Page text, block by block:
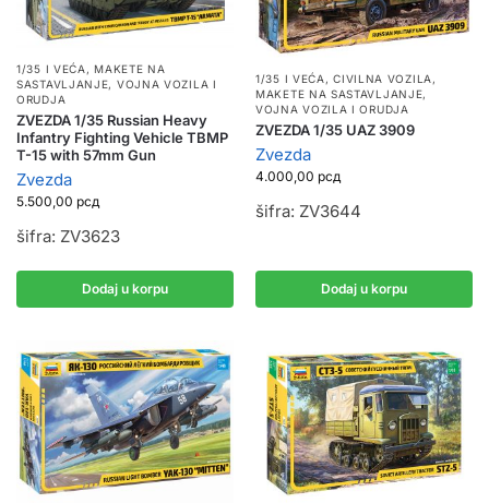
1/35 I VEĆA, MAKETE NA
SASTAVLJANJE, VOJNA VOZILA I
ORUDJA
ZVEZDA 1/35 Russian Heavy
Infantry Fighting Vehicle TBMP
T-15 with 57mm Gun
Zvezda
5.500,00 рсд
šifra: ZV3623
Dodaj u korpu
1/35 I VEĆA ,CIVILNA VOZILA ,
MAKETE NA SASTAVLJANJE,
VOJNA VOZILA I ORUDJA
ZVEZDA 1/35 UAZ 3909
Zvezda
4.000,00 рсд
šifra: ZV3644
Dodaj u korpu